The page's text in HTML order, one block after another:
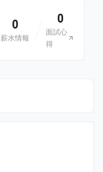
0
薪水情報
0
面試心
得